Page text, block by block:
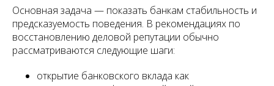
Основная задача — показать банкам стабильность и
предсказуемость поведения. В рекомендациях по
восстановлению деловой репутации обычно
рассматриваются следующие шаги:
открытие банковского вклада как